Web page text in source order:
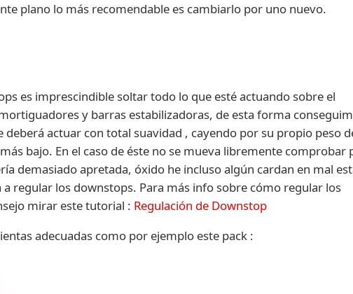
plano lo más recomendable es cambiarlo por uno nuevo.
es imprescindible soltar todo lo que esté actuando sobre el
y barras estabilizadoras, de esta forma
actuar con total suavidad , cayendo por su propio peso
bajo. En el caso de éste no se mueva libremente comprobar
demasiado apretada, óxido he incluso algún cardan en mal
regular los downstops. Para más info sobre cómo regular los
mirar este tutorial : Regulación de Downstop
adecuadas como por ejemplo este pack :